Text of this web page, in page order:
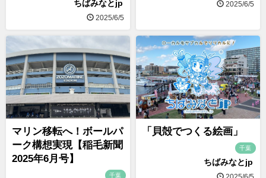
ちばみなとjp
2025/6/5
2025/6/5
マリン移転へ！ボールパ
ーク構想実現【稲毛新聞
2025年6月号】
千葉
「貝殻でつくる絵画」
千葉
ちばみなとjp